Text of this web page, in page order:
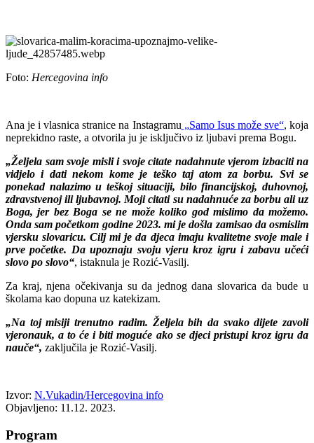
Foto: Hercegovina info
Ana je i vlasnica stranice na Instagramu „Samo Isus može sve“, koja
neprekidno raste, a otvorila ju je isključivo iz ljubavi prema Bogu.
„Željela sam svoje misli i svoje citate nadahnute vjerom izbaciti na
vidjelo i dati nekom kome je teško taj atom za borbu. Svi se
ponekad nalazimo u teškoj situaciji, bilo financijskoj, duhovnoj,
zdravstvenoj ili ljubavnoj. Moji citati su nadahnuće za borbu ali uz
Boga, jer bez Boga se ne može koliko god mislimo da možemo.
Onda sam početkom godine 2023. mi je došla zamisao da osmislim
vjersku slovaricu. Cilj mi je da djeca imaju kvalitetne svoje male i
prve početke. Da upoznaju svoju vjeru kroz igru i zabavu učeći
slovo po slovo“, istaknula je Rozić-Vasilj.
Za kraj, njena očekivanja su da jednog dana slovarica da bude u
školama kao dopuna uz katekizam.
„Na toj misiji trenutno radim. Željela bih da svako dijete zavoli
vjeronauk, a to će i biti moguće ako se djeci pristupi kroz igru da
nauče“, zaključila je Rozić-Vasilj.
Izvor: N.Vukadin/Hercegovina info
Objavljeno: 11.12. 2023.
Program